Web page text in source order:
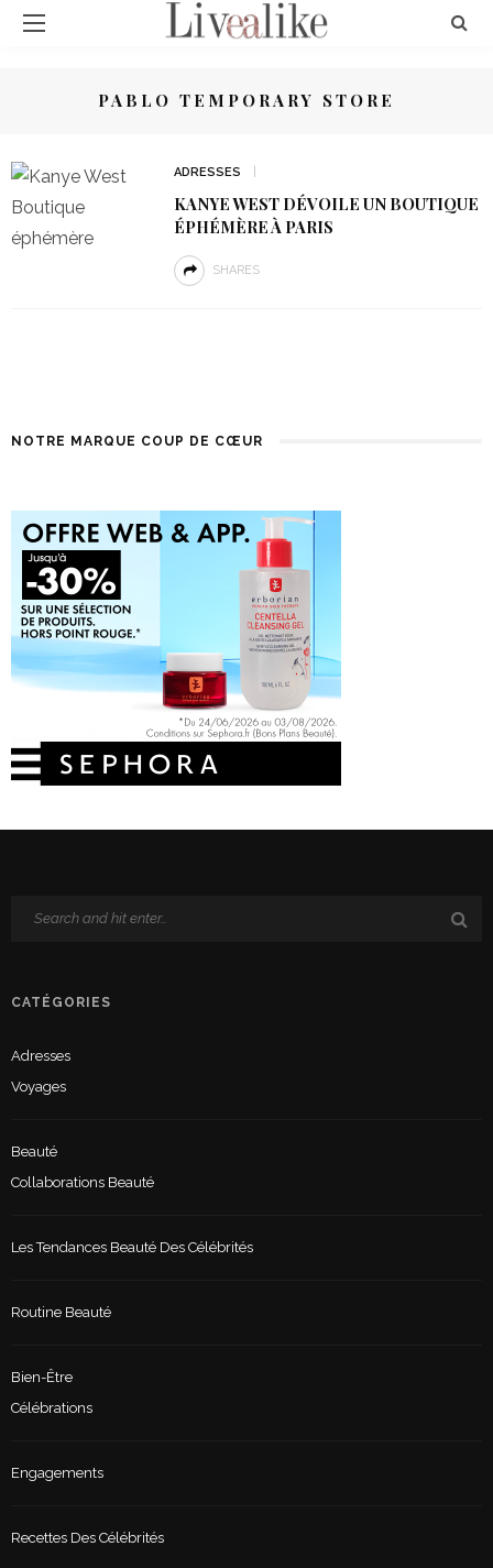
PABLO TEMPORARY STORE
ADRESSES
KANYE WEST DÉVOILE UN BOUTIQUE
ÉPHÉMÈRE À PARIS
SHARES
NOTRE MARQUE COUP DE CŒUR
CATÉGORIES
Adresses
Voyages
Beauté
Collaborations Beauté
Les Tendances Beauté Des Célébrités
Routine Beauté
Bien-Être
Célébrations
Engagements
Recettes Des Célébrités